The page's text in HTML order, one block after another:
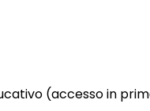
(accesso in